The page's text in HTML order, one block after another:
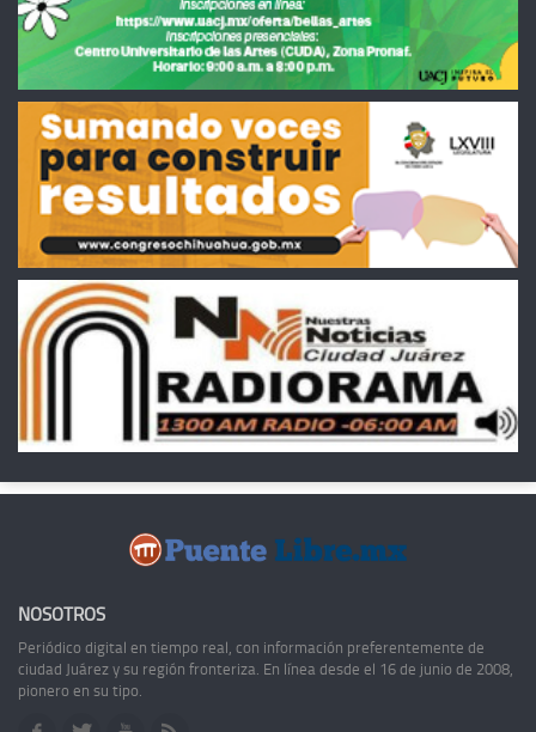
NOSOTROS
Periódico digital en tiempo real, con información preferentemente de
ciudad Juárez y su región fronteriza. En línea desde el 16 de junio de 2008,
pionero en su tipo.